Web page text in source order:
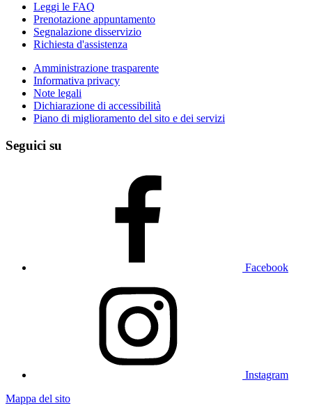
Leggi le FAQ
Prenotazione appuntamento
Segnalazione disservizio
Richiesta d'assistenza
Amministrazione trasparente
Informativa privacy
Note legali
Dichiarazione di accessibilità
Piano di miglioramento del sito e dei servizi
Seguici su
Facebook
Instagram
Mappa del sito